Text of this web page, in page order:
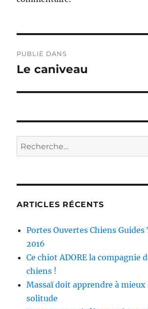
de
PUBLIÉ DANS
Le caniveau
Recherche
pour :
ARTICLES RÉCENTS
Portes Ouvertes Chiens Guides
2016
Ce chiot ADORE la compagnie
chiens !
Massaï doit apprendre à
solitude